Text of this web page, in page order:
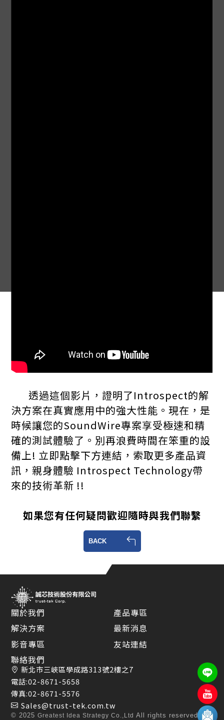
透過這個影片，證明了Introspect的解
決方案在真實應用中的強大性能。現在，是
時候讓您的SoundWire專案享受極速和精
確的測試體驗了。別再浪費時間在笨重的設
備上! 立即點擊下方連結，索取更多產品資
訊，親身體驗 Introspect Technology帶
來的技術革新 !!
如果您有任何疑問歡迎隨時與我們聯繫
BACK
新北市三峽區學成路313號2樓之7
電話:02-8671-5658
傳真:02-8671-5576
Sales@trust-tek.com.tw
© 2025Greatest Idea Strategy Co.,Ltd All rights reserved.
關於我們
產品專區
解決方案
最新消息
影音專區
友站連結
聯絡我們